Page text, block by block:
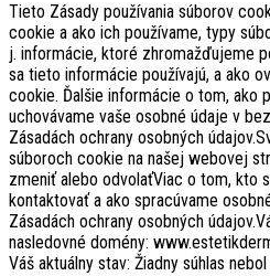
Tieto Zásady používania súborov
cookie a ako ich používame, typy
j. informácie, ktoré zhromažďujeme
sa tieto informácie používajú, a ako
cookie. Ďalšie informácie o tom, ako
uchovávame vaše osobné údaje v
Zásadách ochrany osobných
súboroch cookie na našej webovej
zmeniť alebo odvolaťViac o tom, kto
kontaktovať a ako spracúvame
Zásadách ochrany osobných
nasledovné domény:
Váš aktuálny stav: Žiadny súhlas nebol